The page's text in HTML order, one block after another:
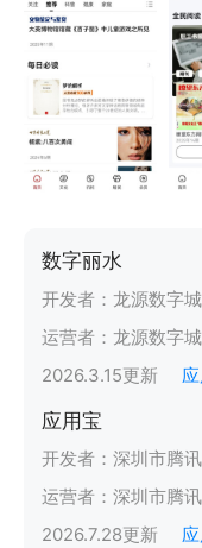
数字丽水
开发者： 龙源数字
运营者： 龙源数字
2026.3.15更新
应用宝
开发者： 深圳市腾
运营者： 深圳市腾
2026.7.28更新